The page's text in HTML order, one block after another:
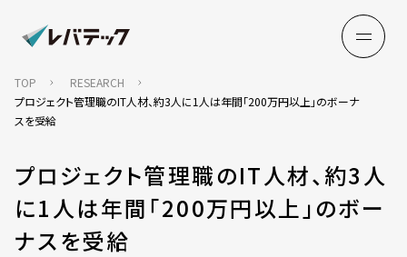
TOP
RESEARCH
プロジェクト管理職のIT人材、約3人に1人は年間「200万円以上」のボーナ
スを受給
プロジェクト管理職のIT人材、約3人
に1人は年間「200万円以上」のボー
ナスを受給